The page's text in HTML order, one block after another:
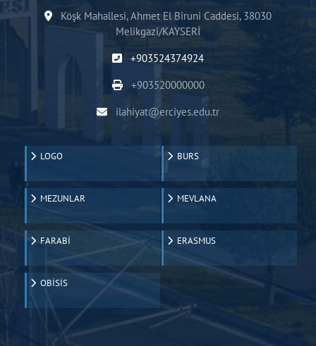
Köşk Mahallesi, Ahmet El Biruni Caddesi, 38030
Melikgazi/KAYSERİ
+903524374924
+903520000000
ilahiyat@erciyes.edu.tr
LOGO BURS
MEZUNLAR MEVLANA
FARABİ ERASMUS
OBİSİS